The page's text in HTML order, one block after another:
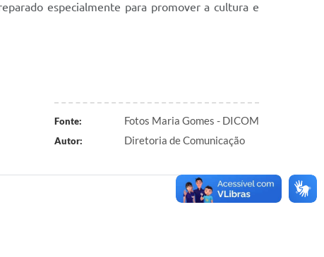
especialmente para promover a cultura e
Fonte: Fotos Maria Gomes - DICOM
Autor: Diretoria de Comunicação